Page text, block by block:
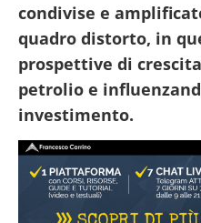
condivise e
quadro distorto, in
prospettive di
petrolio e
investimento.